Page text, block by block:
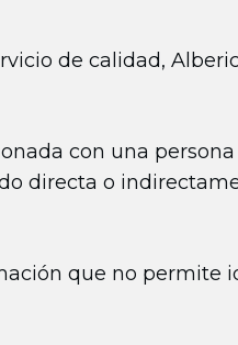
de calidad,
con una
directa o
que no permite